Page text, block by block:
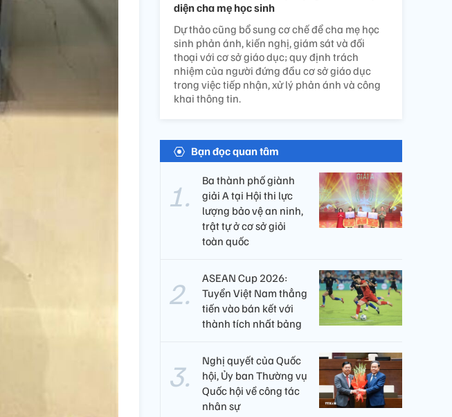
diện cha mẹ học sinh
Dự thảo cũng bổ sung cơ chế để cha mẹ học
sinh phản ánh, kiến nghị, giám sát và đối
thoại với cơ sở giáo dục; quy định trách
nhiệm của người đứng đầu cơ sở giáo dục
trong việc tiếp nhận, xử lý phản ánh và công
khai thông tin.
Bạn đọc quan tâm
Ba thành phố giành
giải A tại Hội thi lực
lượng bảo vệ an ninh,
trật tự ở cơ sở giỏi
toàn quốc
ASEAN Cup 2026:
Tuyển Việt Nam thẳng
tiến vào bán kết với
thành tích nhất bảng
Nghị quyết của Quốc
hội, Ủy ban Thường vụ
Quốc hội về công tác
nhân sự